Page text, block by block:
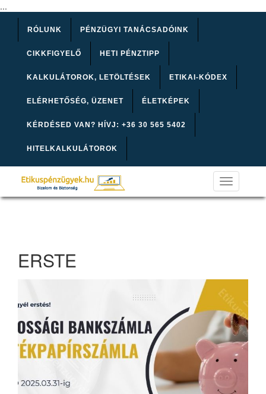
...
RÓLUNK PÉNZÜGYI TANÁCSADÓINK
CIKKFIGYELŐ HETI PÉNZTIPP
KALKULÁTOROK, LETÖLTÉSEK ETIKAI-KÓDEX
ELÉRHETŐSÉG, ÜZENET ÉLETKÉPEK
KÉRDÉSED VAN? HÍVJ: +36 30 565 5402
HITELKALKULÁTOROK
Toggle
navigation
ERSTE